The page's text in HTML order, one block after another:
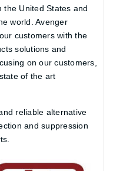
the United States and
world. Avenger
customers with the
solutions and
on our customers,
of the art
reliable alternative
and suppression